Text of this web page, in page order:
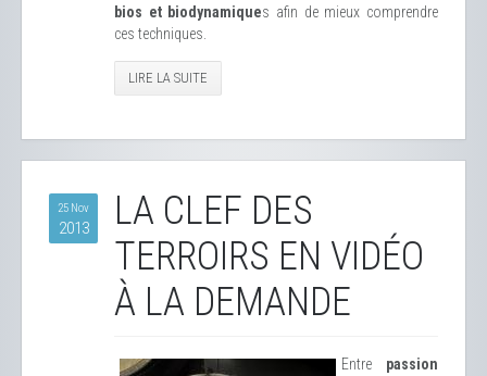
bios et biodynamiques afin de mieux comprendre
ces techniques.
LIRE LA SUITE
25 Nov
2013
LA CLEF DES
TERROIRS EN VIDÉO
À LA DEMANDE
Entre passion